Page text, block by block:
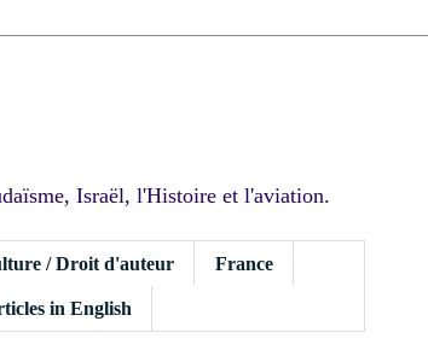
Israël, l'Histoire et l'aviation.
/ Droit d'auteur France
in English